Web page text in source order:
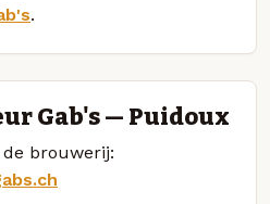
.
Gab's — Puidoux
brouwerij: